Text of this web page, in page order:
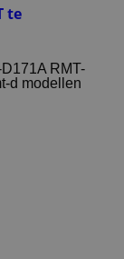
te
RMT-
d modellen